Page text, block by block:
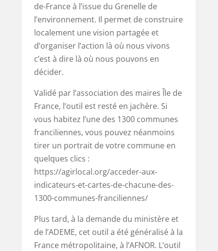
de-France à l’issue du Grenelle de
l’environnement. Il permet de construire
localement une vision partagée et
d’organiser l’action là où nous vivons
c’est à dire là où nous pouvons en
décider.
Validé par l’association des maires Île de
France, l’outil est resté en jachère. Si
vous habitez l’une des 1300 communes
franciliennes, vous pouvez néanmoins
tirer un portrait de votre commune en
quelques clics :
https://agirlocal.org/acceder-aux-
indicateurs-et-cartes-de-chacune-des-
1300-communes-franciliennes/
Plus tard, à la demande du ministère et
de l’ADEME, cet outil a été généralisé à la
France métropolitaine, à l’AFNOR. L’outil